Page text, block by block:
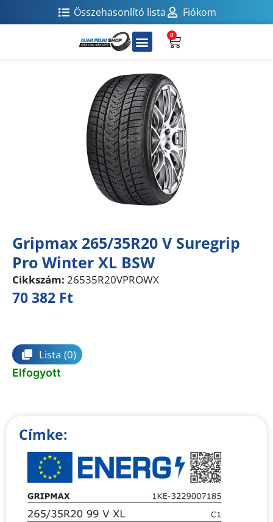
Összehasonlító lista Fiókom
0
Gripmax 265/35R20 V Suregrip
Pro Winter XL BSW
Cikkszám: 26535R20VPROWX
70 382 Ft
Lista (0)
Elfogyott
Címke: